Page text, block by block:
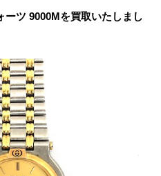
ーツ 9000Mを買取いたしまし